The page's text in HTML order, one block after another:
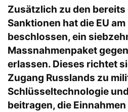
Zusätzlich zu den
Sanktionen hat die EU
beschlossen, ein
Massnahmenpaket
erlassen. Dieses richtet
Zugang Russlands zu
Schlüsseltechnologie
beitragen, die